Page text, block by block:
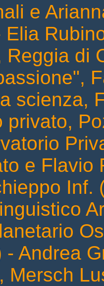
e
Elia
Reggia di
scienza,
privato,
e Flavio
Inf.
- Andrea
Mersch